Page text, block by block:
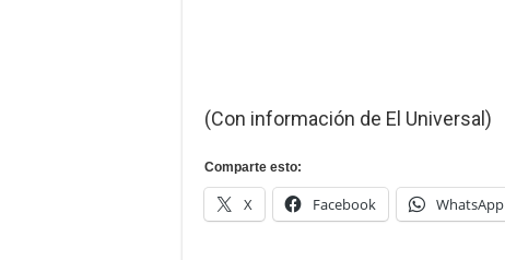
(Con información de El Universal)
Comparte esto:
X Facebook WhatsApp